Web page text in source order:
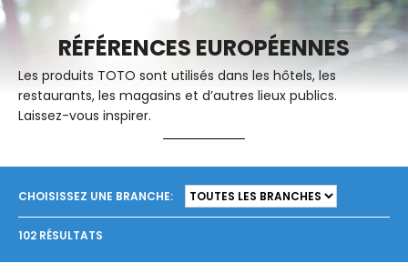
RÉFÉRENCES EUROPÉENNES
Les produits TOTO sont utilisés dans les hôtels, les
restaurants, les magasins et d’autres lieux publics.
Laissez-vous inspirer.
CHOISISSEZ UNE BRANCHE:
102 RÉSULTATS